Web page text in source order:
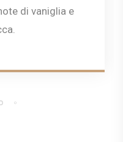
di vaniglia e